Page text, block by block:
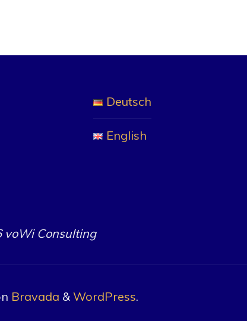
Deutsch
English
voWi Consulting
Bravada & WordPress.